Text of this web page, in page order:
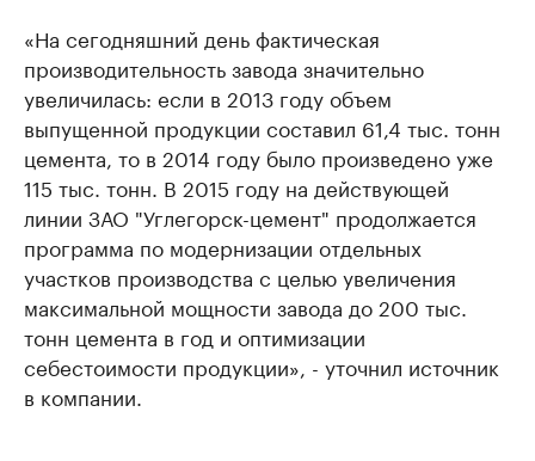
«На сегодняшний день фактическая
производительность завода значительно
увеличилась: если в 2013 году объем
выпущенной продукции составил 61,4 тыс. тонн
цемента, то в 2014 году было произведено уже
115 тыс. тонн. В 2015 году на действующей
линии ЗАО "Углегорск-цемент" продолжается
программа по модернизации отдельных
участков производства с целью увеличения
максимальной мощности завода до 200 тыс.
тонн цемента в год и оптимизации
себестоимости продукции», - уточнил источник
в компании.